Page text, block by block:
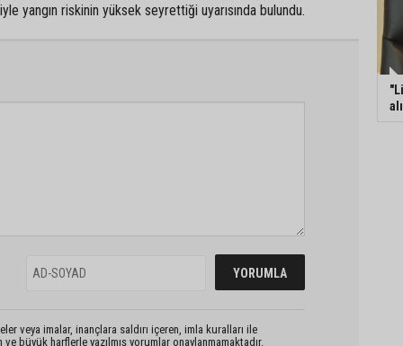
yangın riskinin yüksek seyrettiği uyarısında bulundu.
veya imalar, inançlara saldırı içeren, imla kuralları ile
ve büyük harflerle yazılmış yorumlar onaylanmamaktadır.